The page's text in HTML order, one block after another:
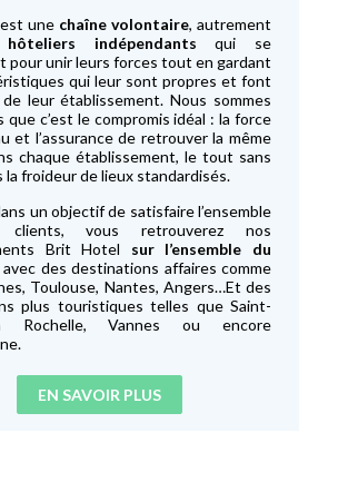
une chaîne volontaire, autrement
hôteliers indépendants qui se
pour unir leurs forces tout en gardant
qui leur sont propres et font
leur établissement. Nous sommes
que c’est le compromis idéal : la force
et l’assurance de retrouver la même
chaque établissement, le tout sans
la froideur de lieux standardisés.
un objectif de satisfaire l’ensemble
vous retrouverez nos
Brit Hotel sur l’ensemble du
avec des destinations affaires comme
Toulouse, Nantes, Angers…Et des
plus touristiques telles que Saint-
Rochelle, Vannes ou encore
EN SAVOIR PLUS